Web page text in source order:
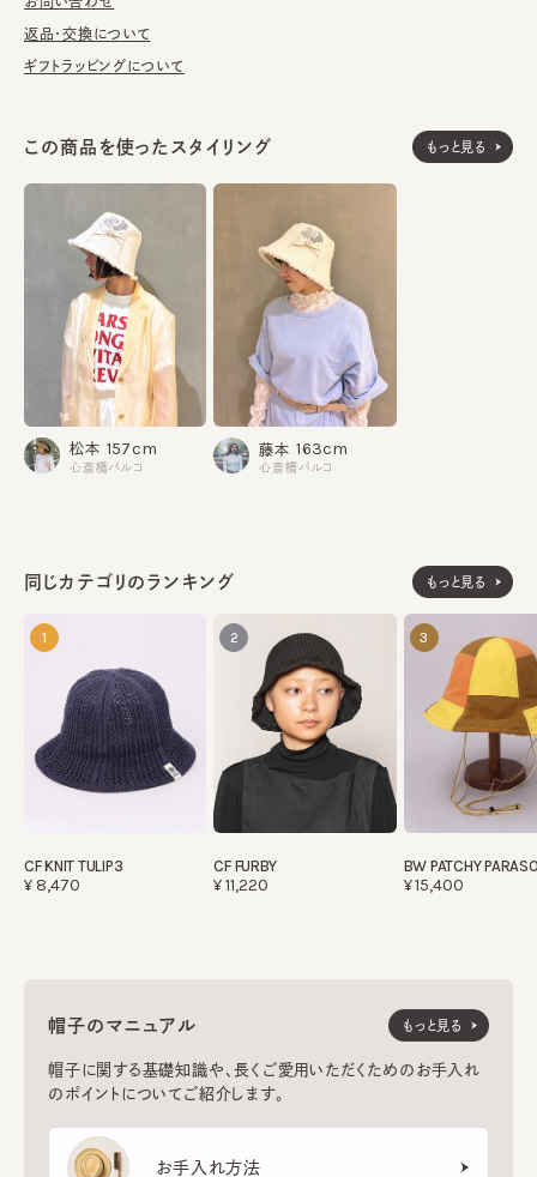
ールを当てているので通気性◎。
■お手入れ方法
が汚れてしまう前の対策として、汗止めのハットライナーのお勧め
しております。
まっすぐ引き出してください。逆向きに引っ張るとスベリを破損する
可能性がございます。）
※柄の出方は個体差があります。
素材
本体：ポリエステル90% レーヨン10%
部分：ポリエステル100%
部分：レーヨン100%
部分：ナイロン100%
部分：綿60% ポリエステル40%
返品・交換について
ギフトラッピングについて
同じカテゴリのランキング もっと見る
1
CF KNIT TULIP3
¥8,470
2
CF FURBY
¥11,220
3
BW PATCHY
¥15,400
帽子のマニュアル
帽子に関する基礎知識や、長くご愛用いただくためのお手入れ
のポイントについてご紹介します。
お手入れ方法
もっと見る
この商品を使ったスタイリング もっと見る
松本 157cm
心斎橋パルコ
藤本 163cm
心斎橋パルコ